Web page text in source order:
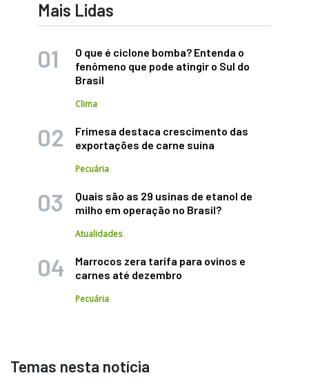
Mais Lidas
O que é ciclone bomba? Entenda o
fenômeno que pode atingir o Sul do
Brasil
Clima
Frimesa destaca crescimento das
exportações de carne suína
Pecuária
Quais são as 29 usinas de etanol de
milho em operação no Brasil?
Atualidades
Marrocos zera tarifa para ovinos e
carnes até dezembro
Pecuária
Temas nesta notícia